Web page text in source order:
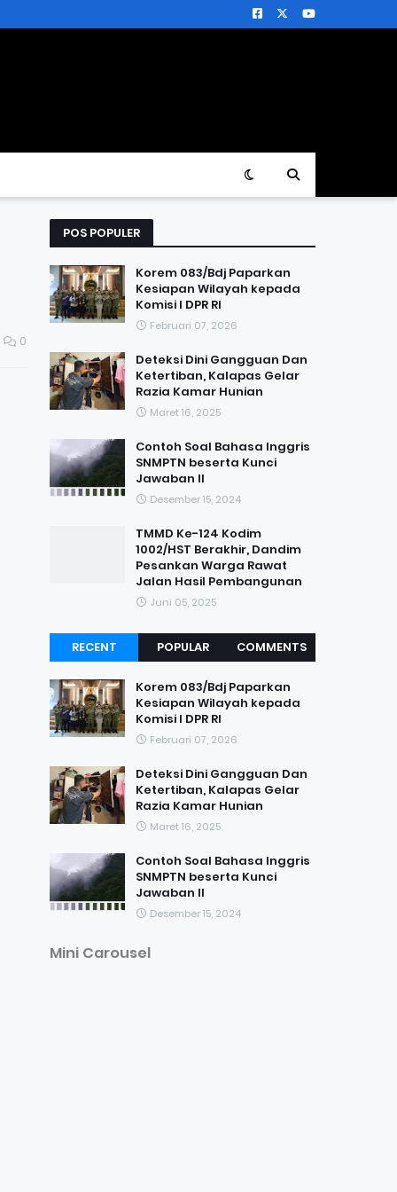
0
POS POPULER
Korem 083/Bdj Paparkan
Kesiapan Wilayah kepada
Komisi I DPR RI
Februari 07, 2026
Deteksi Dini Gangguan Dan
Ketertiban, Kalapas Gelar
Razia Kamar Hunian
Maret 16, 2025
Contoh Soal Bahasa Inggris
SNMPTN beserta Kunci
Jawaban II
Desember 15, 2024
TMMD Ke-124 Kodim
1002/HST Berakhir, Dandim
Pesankan Warga Rawat
Jalan Hasil Pembangunan
Juni 05, 2025
RECENT POPULAR COMMENTS
Korem 083/Bdj Paparkan
Kesiapan Wilayah kepada
Komisi I DPR RI
Februari 07, 2026
Deteksi Dini Gangguan Dan
Ketertiban, Kalapas Gelar
Razia Kamar Hunian
Maret 16, 2025
Contoh Soal Bahasa Inggris
SNMPTN beserta Kunci
Jawaban II
Desember 15, 2024
Mini Carousel